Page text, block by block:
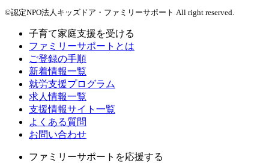
©認定NPO法人キッズドア・ファミリーサポート All right reserved.
子育て家庭支援を受ける
ファミリーサポートとは
ご登録の手順
新着情報一覧
就労支援プログラム
求人情報一覧
支援情報サイト一覧
よくある質問
お問い合わせ
ファミリーサポートを応援する